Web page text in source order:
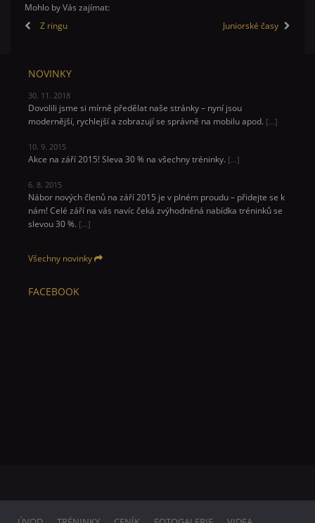
Mohlo by Vás zajímat:
Z ringu
Juniorské časy
NOVINKY
30. 11. 2018
Dovolili jsme si mírně předělat naše stránky – nyní jsou
modernější, rychlejší a zobrazují se správně na mobilu apod. […]
10. 9. 2015
Akce na září 2015! Sleva 30 % na všechny tréninky. […]
6. 8. 2015
Nábor nových členů na září 2015 je v plném proudu – přidejte se k
nám! Celé září na vás navíc čeká zvýhodněná nabídka tréninků se
slevou 30 %. […]
Všechny novinky
FACEBOOK